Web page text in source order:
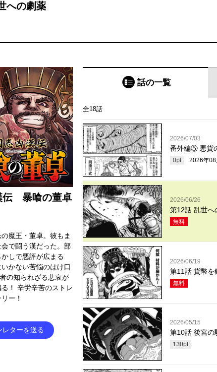
への劇薬
伝 暴喰の董卓
の魔王・董卓。彼もま
で闘う漢だった。部
しで悪評が広まる
かない苦悩のはけ口
の知られざる悲哀が
！ 辛労辛苦のストレ
ー！
レターを送る
話の一覧
全18話
2026/07/03
番外編⑤ 悪貨
0pt 2026年08
2026/06/26
第12話 乱世へ
無料
2026/06/19
第11話 貨幣を
無料
2026/05/15
第10話 後宮の
130pt